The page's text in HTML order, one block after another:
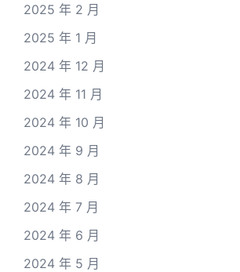
2025 年 2 月
2025 年 1 月
2024 年 12 月
2024 年 11 月
2024 年 10 月
2024 年 9 月
2024 年 8 月
2024 年 7 月
2024 年 6 月
2024 年 5 月